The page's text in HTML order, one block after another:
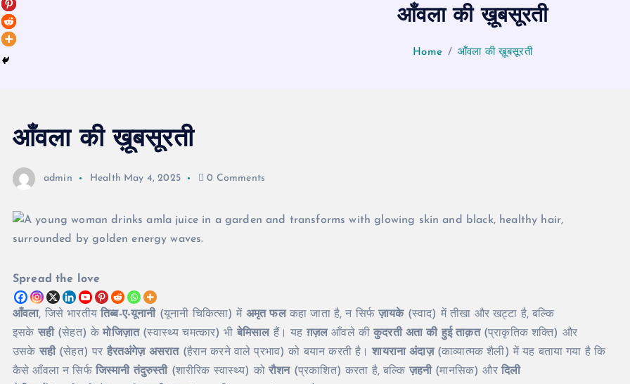
e
n
t
आँवला की ख़ूबसूरती
Home आँवला की ख़ूबसूरती
आँवला की ख़ूबसूरती
admin Health May 4, 2025 0 Comments
Spread the love
आँवला, जिसे भारतीयतिब्ब-ए-यूनानी(यूनानी चिकित्सा) में अमृत फलकहा जाता है, न सिर्फज़ायके(स्वाद) में तीखा और खट्टा है, बल्कि
इसके सही(सेहत) केमोजिज़ात(स्वास्थ्य चमत्कार) भी बेमिसालहैं। यह ग़ज़लआँवले कीकुदरती अता की हुई ताक़त(प्राकृतिक शक्ति) और
उसके सही(सेहत) पर हैरतअंगेज़ असरात(हैरान करने वाले प्रभाव) को बयान करती है।शायराना अंदाज़(काव्यात्मक शैली) में यह बताया गया है कि
कैसे आँवला न सिर्फ जिस्मानी तंदुरुस्ती(शारीरिक स्वास्थ्य) कोरौशन(प्रकाशित) करता है, बल्कि ज़हनी(मानसिक) और दिली